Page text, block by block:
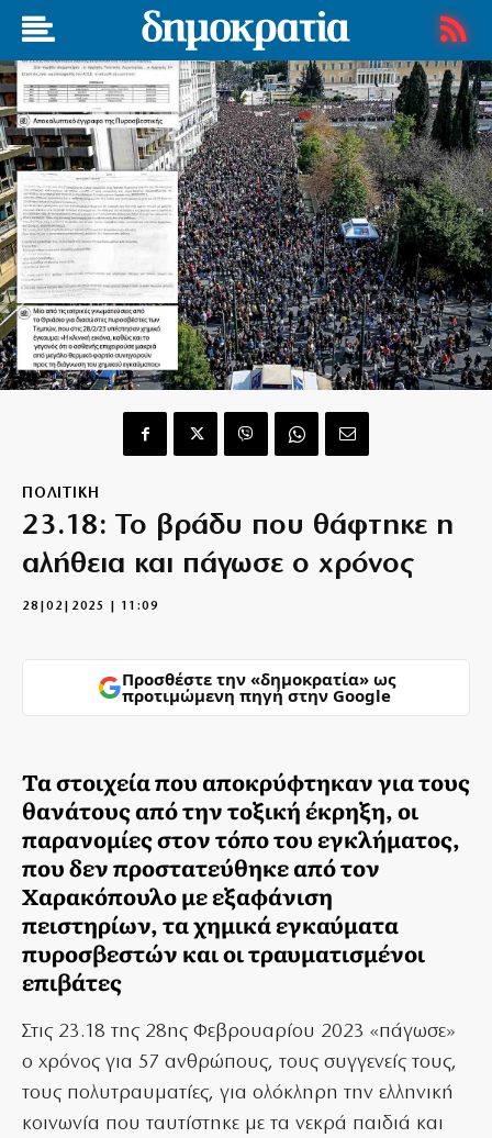
ΠΟΛΙΤΙΚΗ
23.18: Το βράδυ που θάφτηκε η
αλήθεια και πάγωσε ο χρόνος
28|02|2025 | 11:09
Προσθέστε την «δημοκρατία» ως
προτιμώμενη πηγή στην Google
Τα στοιχεία που αποκρύφτηκαν για τους
θανάτους από την τοξική έκρηξη, οι
παρανομίες στον τόπο του εγκλήματος,
που δεν προστατεύθηκε από τον
Χαρακόπουλο με εξαφάνιση
πειστηρίων, τα χημικά εγκαύματα
πυροσβεστών και οι τραυματισμένοι
επιβάτες
Στις 23.18 της 28ης Φεβρουαρίου 2023 «πάγωσε»
ο χρόνος για 57 ανθρώπους, τους συγγενείς τους,
τους πολυτραυματίες, για ολόκληρη την ελληνική
κοινωνία που ταυτίστηκε με τα νεκρά παιδιά και